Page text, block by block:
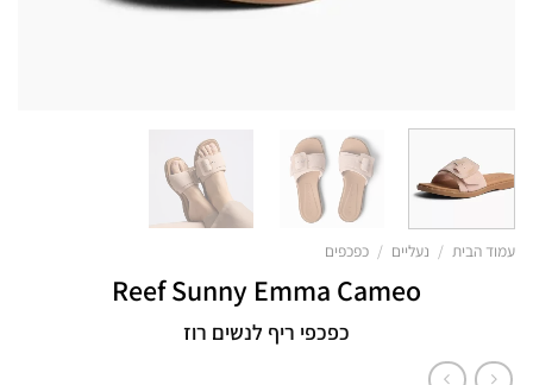
עמוד הבית / נעליים / כפכפים
Reef Sunny Emma Cameo
כפכפי ריף לנשים רוז